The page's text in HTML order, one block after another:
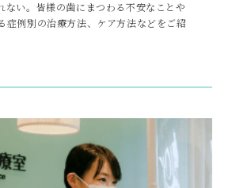
ない。皆様の歯にまつわる不安なことや
症例別の治療方法、ケア方法などをご紹